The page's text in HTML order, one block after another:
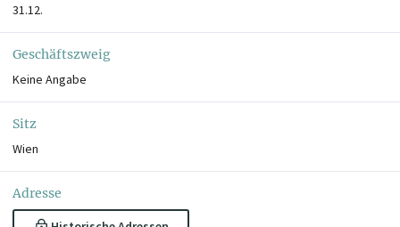
31.12.
Geschäftszweig
Keine Angabe
Sitz
Wien
Adresse